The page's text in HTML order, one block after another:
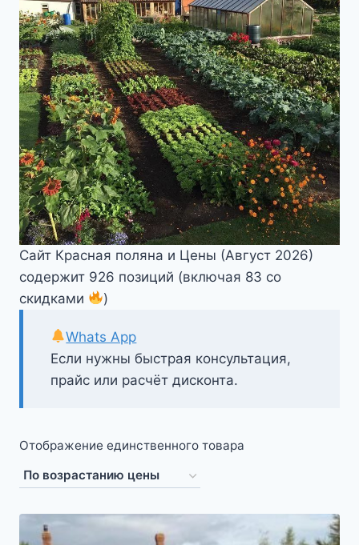
Сайт Красная поляна и Цены (Август 2026)
содержит 926 позиций (включая 83 со
скидками
)
Если нужны быстрая консультация,
прайс или расчёт дисконта.
Whats App
Отображение единственного товара